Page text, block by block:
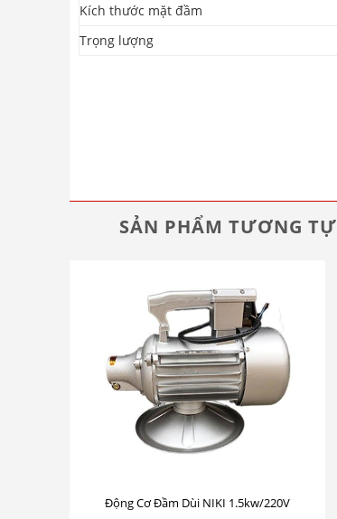
Kích thước mặt đầm
Trọng lượng
SẢN PHẨM TƯƠNG TỰ
Động Cơ Đầm Dùi NIKI 1.5kw/220V